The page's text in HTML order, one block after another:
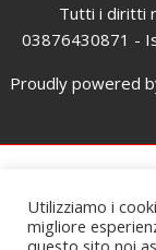
Tutti i diritti
03876430871 -
Proudly powered
Utilizziamo i
migliore
questo sito noi